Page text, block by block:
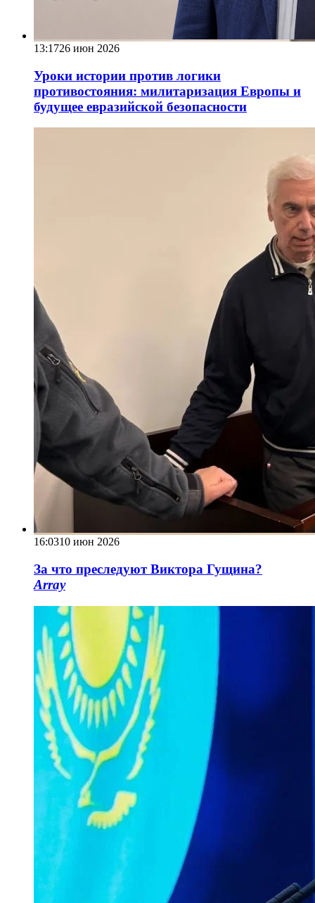
13:1726 июн 2026
Уроки истории против логики
противостояния: милитаризация Европы и
будущее евразийской безопасности
16:0310 июн 2026
За что преследуют Виктора Гущина?
Array